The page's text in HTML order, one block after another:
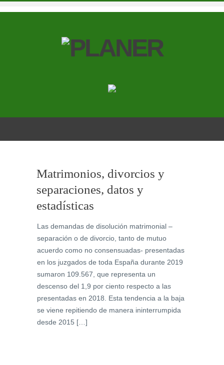
Matrimonios, divorcios y
separaciones, datos y
estadísticas
Las demandas de disolución matrimonial –
separación o de divorcio, tanto de mutuo
acuerdo como no consensuadas- presentadas
en los juzgados de toda España durante 2019
sumaron 109.567, que representa un
descenso del 1,9 por ciento respecto a las
presentadas en 2018. Esta tendencia a la baja
se viene repitiendo de manera ininterrumpida
desde 2015 […]